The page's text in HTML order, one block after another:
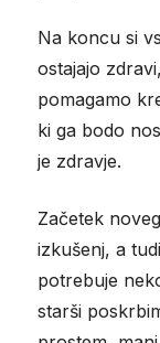
Na koncu si
ostajajo
pomagamo
ki ga bodo
je zdravje.
Začetek
izkušenj, a
potrebuje
starši